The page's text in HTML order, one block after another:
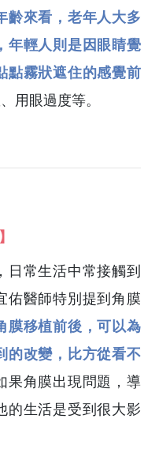
齡來看，老年人大多
年輕人則是因眼睛覺
點霧狀遮住的感覺前
用眼過度等。
日常生活中常接觸到
佑醫師特別提到角膜
膜移植前後，可以為
的改變，比方從看不
果角膜出現問題，導
的生活是受到很大影